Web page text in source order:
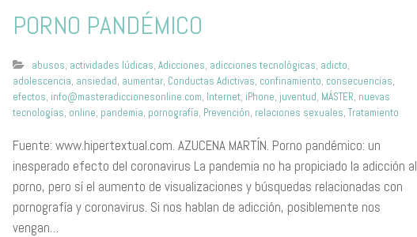
PORNO PANDÉMICO
abusos, actividades lúdicas,Adicciones, adicciones tecnológicas, adicto,
adolescencia, ansiedad, aumentar, Conductas Adictivas, confinamiento, consecuencias,
efectos, info@masteradiccionesonline.com, Internet, iPhone, juventud, MÁSTER, nuevas
tecnologías, online, pandemia, pornografía, Prevención, relaciones sexuales,Tratamiento
Fuente: www.hipertextual.com. AZUCENA MARTÍN. Porno pandémico: un
inesperado efecto del coronavirus La pandemia no ha propiciado la adicción al
porno, pero sí el aumento de visualizaciones y búsquedas relacionadas con
pornografía y coronavirus. Si nos hablan de adicción, posiblemente nos
vengan…